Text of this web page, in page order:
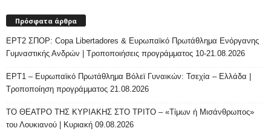
Πρόσφατα άρθρα
ΕΡΤ2 ΣΠΟΡ: Copa Libertadores & Ευρωπαϊκό Πρωτάθλημα Ενόργανης
Γυμναστικής Ανδρών | Τροποποιήσεις προγράμματος 10-21.08.2026
ΕΡΤ1 – Ευρωπαϊκό Πρωτάθλημα Βόλεϊ Γυναικών: Τσεχία – Ελλάδα |
Τροποποίηση προγράμματος 21.08.2026
ΤΟ ΘΕΑΤΡΟ ΤΗΣ ΚΥΡΙΑΚΗΣ ΣΤΟ ΤΡΙΤΟ – «Τίμων ή Μισάνθρωπος»
του Λουκιανού | Κυριακή 09.08.2026